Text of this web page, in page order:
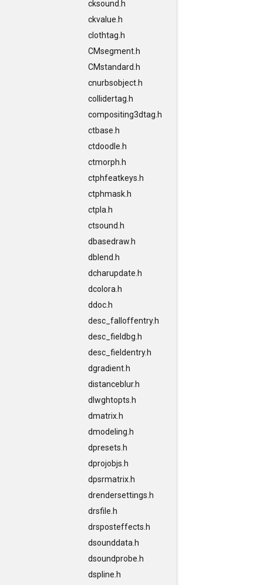
cksound.h
ckvalue.h
clothtag.h
CMsegment.h
CMstandard.h
cnurbsobject.h
collidertag.h
compositing3dtag.h
ctbase.h
ctdoodle.h
ctmorph.h
ctphfeatkeys.h
ctphmask.h
ctpla.h
ctsound.h
dbasedraw.h
dblend.h
dcharupdate.h
dcolora.h
ddoc.h
desc_falloffentry.h
desc_fieldbg.h
desc_fieldentry.h
dgradient.h
distanceblur.h
dlwghtopts.h
dmatrix.h
dmodeling.h
dpresets.h
dprojobjs.h
dpsrmatrix.h
drendersettings.h
drsfile.h
drsposteffects.h
dsounddata.h
dsoundprobe.h
dspline.h